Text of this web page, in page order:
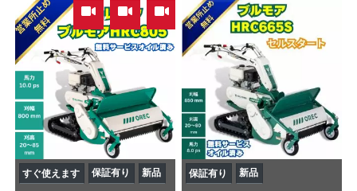
, ,
すぐ使えます 保証有り 新品 保証有り 新品